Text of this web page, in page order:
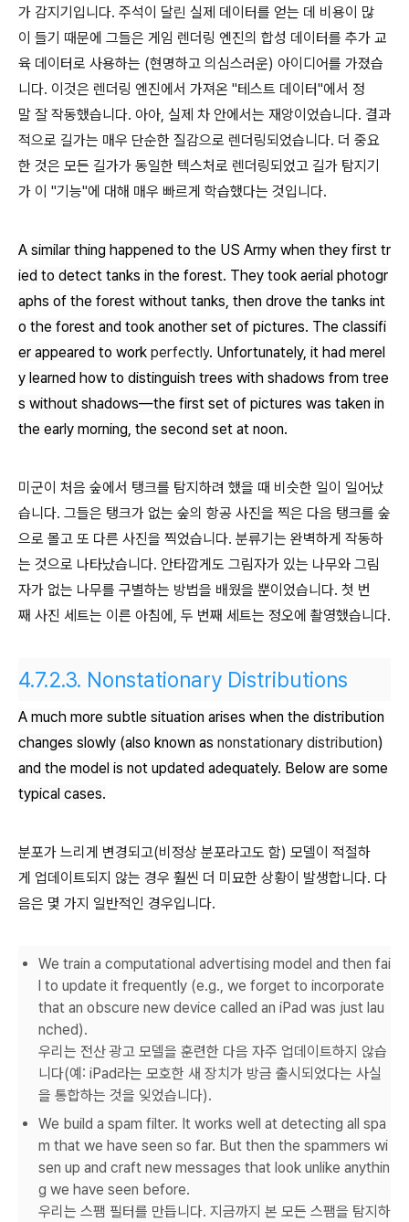
가 감지기입니다. 주석이 달린 실제 데이터를 얻는 데 비용이 많
이 들기 때문에 그들은 게임 렌더링 엔진의 합성 데이터를 추가 교
육 데이터로 사용하는 (현명하고 의심스러운) 아이디어를 가졌습
니다. 이것은 렌더링 엔진에서 가져온 "테스트 데이터"에서 정
말 잘 작동했습니다. 아아, 실제 차 안에서는 재앙이었습니다. 결과
적으로 길가는 매우 단순한 질감으로 렌더링되었습니다. 더 중요
한 것은 모든 길가가 동일한 텍스처로 렌더링되었고 길가 탐지기
가 이 "기능"에 대해 매우 빠르게 학습했다는 것입니다.
A similar thing happened to the US Army when they first tr
ied to detect tanks in the forest. They took aerial photogr
aphs of the forest without tanks, then drove the tanks int
o the forest and took another set of pictures. The classifi
er appeared to work perfectly. Unfortunately, it had merel
y learned how to distinguish trees with shadows from tree
s without shadows—the first set of pictures was taken in
the early morning, the second set at noon.
미군이 처음 숲에서 탱크를 탐지하려 했을 때 비슷한 일이 일어났
습니다. 그들은 탱크가 없는 숲의 항공 사진을 찍은 다음 탱크를 숲
으로 몰고 또 다른 사진을 찍었습니다. 분류기는 완벽하게 작동하
는 것으로 나타났습니다. 안타깝게도 그림자가 있는 나무와 그림
자가 없는 나무를 구별하는 방법을 배웠을 뿐이었습니다. 첫 번
째 사진 세트는 이른 아침에, 두 번째 세트는 정오에 촬영했습니다.
4.7.2.3. Nonstationary Distributions
A much more subtle situation arises when the distribution
changes slowly (also known as nonstationary distribution)
and the model is not updated adequately. Below are some
typical cases.
분포가 느리게 변경되고(비정상 분포라고도 함) 모델이 적절하
게 업데이트되지 않는 경우 훨씬 더 미묘한 상황이 발생합니다. 다
음은 몇 가지 일반적인 경우입니다.
We train a computational advertising model and then fai
l to update it frequently (e.g., we forget to incorporate
that an obscure new device called an iPad was just lau
nched).
우리는 전산 광고 모델을 훈련한 다음 자주 업데이트하지 않습
니다(예: iPad라는 모호한 새 장치가 방금 출시되었다는 사실
을 통합하는 것을 잊었습니다).
We build a spam filter. It works well at detecting all spa
m that we have seen so far. But then the spammers wi
sen up and craft new messages that look unlike anythin
g we have seen before.
우리는 스팸 필터를 만듭니다. 지금까지 본 모든 스팸을 탐지하